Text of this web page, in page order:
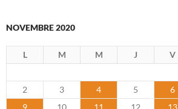
NOVEMBRE 2020
L M M J V
2
3 4 5 6